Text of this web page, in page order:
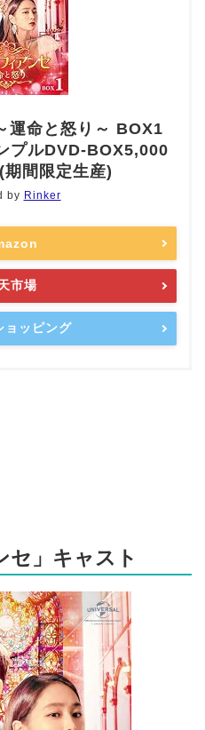
運命と怒り～ BOX1
プルDVD‐BOX5,000
期間限定生産)
by Rinker
市場
ッピング
セ」キャスト